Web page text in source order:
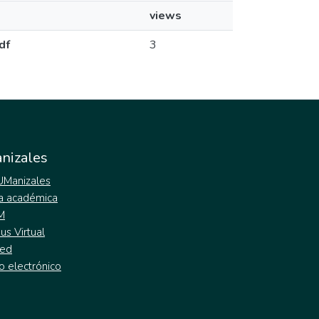
views
3
académica
Virtual
electrónico